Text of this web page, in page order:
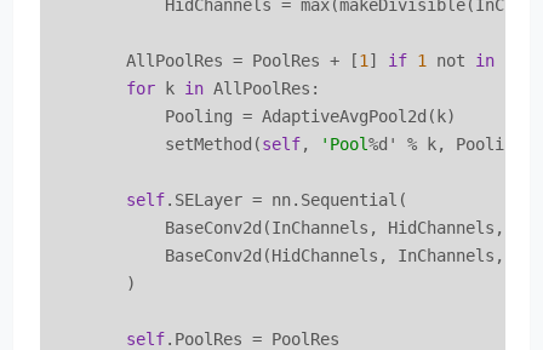
HidChannels =
        AllPoolRes = PoolRes + [
1 ] if 1 not in
for k in AllPoolRes:
            Pooling = AdaptiveAvgPool2d(k)
            setMethod(
self, 'Pool%d' % k, Pooling)
self.SELayer = nn.Sequential(
            BaseConv2d(InChannels, HidChannels,
            BaseConv2d(HidChannels, InChannels,
        )
self.PoolRes = PoolRes